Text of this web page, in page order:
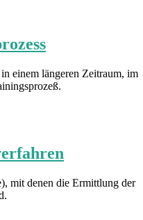
einem längeren Zeitraum, im
mit denen die Ermittlung der